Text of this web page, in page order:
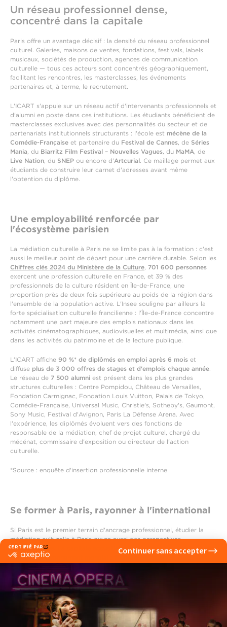
Un réseau professionnel dense,
concentré dans la capitale
Paris offre un avantage décisif : la densité du réseau professionnel
culturel. Galeries, maisons de ventes, fondations, festivals, labels
musicaux, sociétés de production, agences de communication
culturelle — tous ces acteurs sont concentrés géographiquement,
facilitant les rencontres, les masterclasses, les événements
partenaires et, à terme, le recrutement.
L'ICART s'appuie sur un réseau actif d'intervenants professionnels et
d'alumni en poste dans ces institutions. Les étudiants bénéficient de
masterclasses exclusives avec des personnalités du secteur et de
partenariats institutionnels structurants : l'école est mécène de la
Comédie-Française et partenaire du Festival de Cannes, de Séries
Mania, du Biarritz Film Festival – Nouvelles Vagues, du MaMA, de
Live Nation, du SNEP ou encore d'Artcurial. Ce maillage permet aux
étudiants de construire leur carnet d'adresses avant même
l'obtention du diplôme.
Une employabilité renforcée par
l'écosystème parisien
La médiation culturelle à Paris ne se limite pas à la formation : c'est
aussi le meilleur point de départ pour une carrière durable. Selon les
Chiffres clés 2024 du Ministère de la Culture, 701 600 personnes
exercent une profession culturelle en France, et 39 % des
professionnels de la culture résident en Île-de-France, une
proportion près de deux fois supérieure au poids de la région dans
l'ensemble de la population active. L'Insee souligne par ailleurs la
forte spécialisation culturelle francilienne : l'Île-de-France concentre
notamment une part majeure des emplois nationaux dans les
activités cinématographiques, audiovisuelles et multimédia, ainsi que
dans les activités du patrimoine et de la lecture publique.
L'ICART affiche 90 %* de diplômés en emploi après 6 mois et
diffuse plus de 3 000 offres de stages et d'emplois chaque année.
Le réseau de 7 500 alumni est présent dans les plus grandes
structures culturelles : Centre Pompidou, Château de Versailles,
Fondation Carmignac, Fondation Louis Vuitton, Palais de Tokyo,
Comédie-Française, Universal Music, Christie's, Sotheby's, Gaumont,
Sony Music, Festival d'Avignon, Paris La Défense Arena. Avec
l'expérience, les diplômés évoluent vers des fonctions de
responsable de la médiation, chef de projet culturel, chargé du
mécénat, commissaire d'exposition ou directeur de l'action
culturelle.
*Source : enquête d'insertion professionnelle interne
Se former à Paris, rayonner à l'international
Si Paris est le premier terrain d'ancrage professionnel, étudier la
médiation culturelle à Paris ouvre aussi des perspectives
internationales. La capitale accueille chaque année des événements
culturels à rayonnement mondial : festivals de musique, de cinéma
environnement développent une culture et un réseau qui dépassent
les frontières françaises.
L'ICART renforce cette dimension par des
intégrées au cursus :double diplôme à New York
(New York
Institute of Technology, accréditation AACSB),double diplôme à